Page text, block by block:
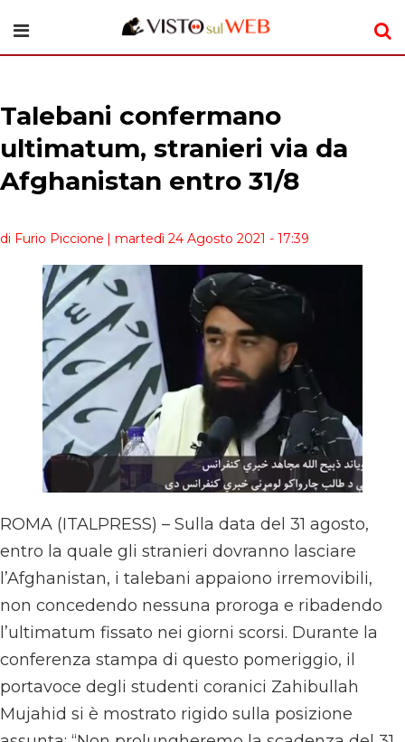
Talebani confermano
ultimatum, stranieri via da
Afghanistan entro 31/8
di Furio Piccione | martedì 24 Agosto 2021 - 17:39
ROMA (ITALPRESS) – Sulla data del 31 agosto,
entro la quale gli stranieri dovranno lasciare
l’Afghanistan, i talebani appaiono irremovibili,
non concedendo nessuna proroga e ribadendo
l’ultimatum fissato nei giorni scorsi. Durante la
conferenza stampa di questo pomeriggio, il
portavoce degli studenti coranici Zahibullah
Mujahid si è mostrato rigido sulla posizione